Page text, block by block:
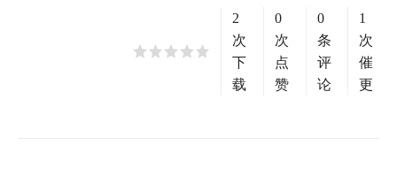
2
次
下
载
0
次
点
赞
0
条
评
论
1
次
催
更